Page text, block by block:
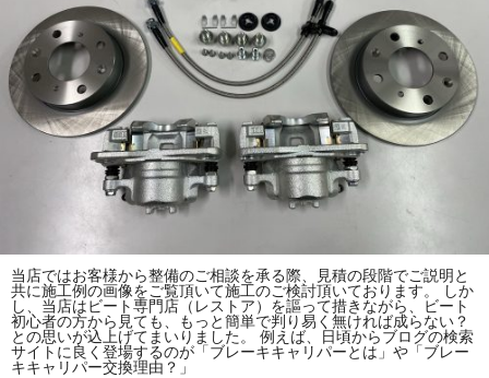
当店ではお客様から整備のご相談を承る際、見積の段階でご説明と
共に施工例の画像をご覧頂いて施工のご検討頂いております。 しか
し、当店はビート専門店（レストア）を謳って措きながら、ビート
初心者の方から見ても、もっと簡単で判り易く無ければ成らない？
との思いが込上げてまいりました。 例えば、日頃からブログの検索
サイトに良く登場するのが「ブレーキキャリパーとは」や「ブレー
キキャリパー交換理由？」